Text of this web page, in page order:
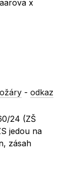
x
-odkaz
24 (ZŠ
jedou na
zásah